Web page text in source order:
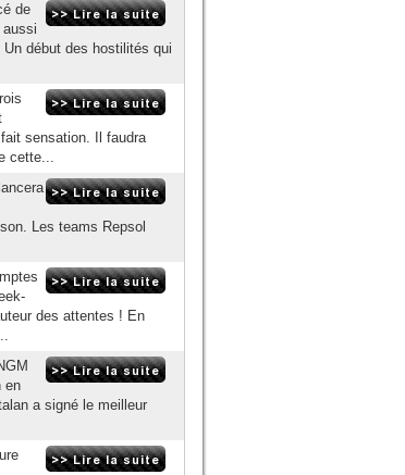
de
début des hostilités qui
sensation. Il faudra
cette...
Les teams Repsol
des attentes ! En
en
a signé le meilleur